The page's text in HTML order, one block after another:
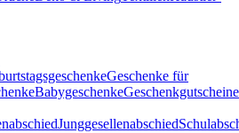
Geschenke für
BabygeschenkeGeschenkgutscheine
Junggesellenabschied